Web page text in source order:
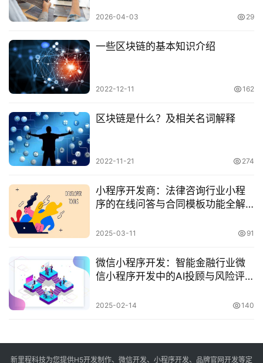
2026-04-03 29
一些区块链的基本知识介绍
2022-12-11 162
区块链是什么？及相关名词解释
2022-11-21 274
小程序开发商：法律咨询行业小程
序的在线问答与合同模板功能全解
2025-03-11 91
微信小程序开发：智能金融行业微
信小程序开发中的AI投顾与风险评
2025-02-14 140
新里程科技为您提供H5开发制作、微信开发、小程序开发、品牌官网开发等定